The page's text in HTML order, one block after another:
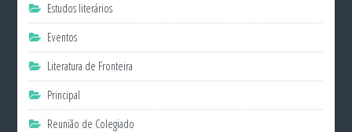
Estudos literários
Eventos
Literatura de Fronteira
Principal
Reunião de Colegiado